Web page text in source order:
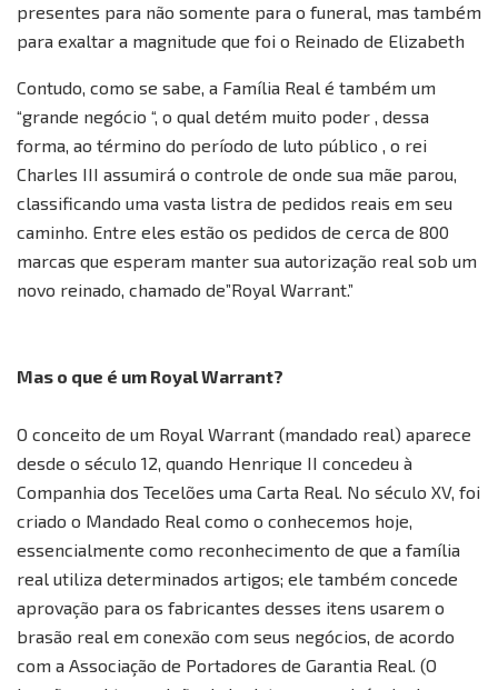
presentes para não somente para o funeral, mas também
para exaltar a magnitude que foi o Reinado de Elizabeth
Contudo, como se sabe, a Família Real é também um
“grande negócio “, o qual detém muito poder , dessa
forma, ao término do período de luto público , o rei
Charles III assumirá o controle de onde sua mãe parou,
classificando uma vasta listra de pedidos reais em seu
caminho. Entre eles estão os pedidos de cerca de 800
marcas que esperam manter sua autorização real sob um
novo reinado, chamado de”Royal Warrant.”
Mas o que é um Royal Warrant?
O conceito de um Royal Warrant (mandado real) aparece
desde o século 12, quando Henrique II concedeu à
Companhia dos Tecelões uma Carta Real. No século XV, foi
criado o Mandado Real como o conhecemos hoje,
essencialmente como reconhecimento de que a família
real utiliza determinados artigos; ele também concede
aprovação para os fabricantes desses itens usarem o
brasão real em conexão com seus negócios, de acordo
com a Associação de Portadores de Garantia Real. (O